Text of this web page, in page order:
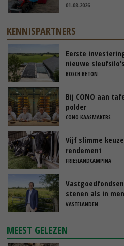
01-08-2026
KENNISPARTNERS
Eerste
nieuwe sleufsilo’s
BOSCH BETON
Bij CONO aan
polder
CONO KAASMAKERS
Vijf slimme
rendement
FRIESLANDCAMPINA
stenen als in
VASTELANDEN
MEEST GELEZEN